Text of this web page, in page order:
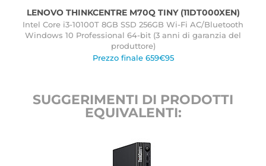
LENOVO THINKCENTRE M70Q TINY (11DT000XEN)
Intel Core i3-10100T 8GB SSD 256GB Wi-Fi AC/Bluetooth
Windows 10 Professional 64-bit (3 anni di garanzia del
produttore)
Prezzo finale 659€95
SUGGERIMENTI DI PRODOTTI
EQUIVALENTI: